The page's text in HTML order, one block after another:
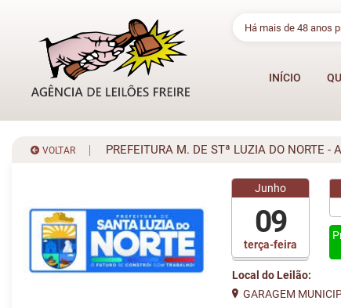
Há mais de 48 anos
INÍCIO
VOLTAR PREFEITURA M. DE STª LUZIA DO NORTE -
terça-feira
Junho
09
Local do Leilão:
GARAGEM